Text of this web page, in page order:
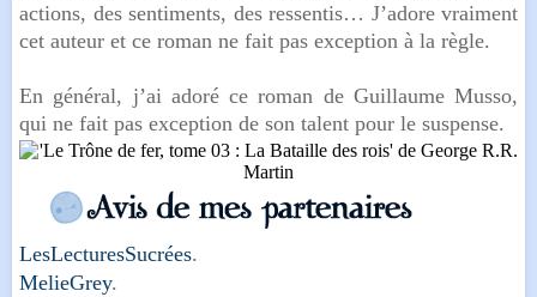
actions, des sentiments, des ressentis… J’adore vraiment
cet auteur et ce roman ne fait pas exception à la règle.
En général, j’ai adoré ce roman de Guillaume Musso,
qui ne fait pas exception de son talent pour le suspense.
LesLecturesSucrées.
MelieGrey.